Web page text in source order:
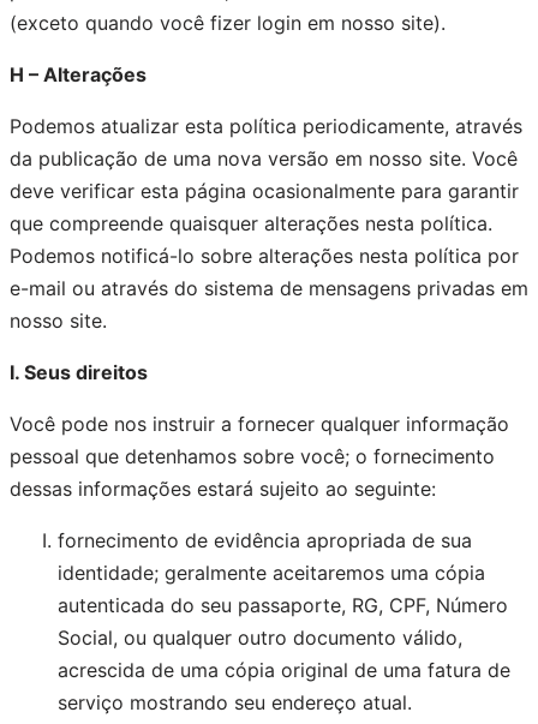
(exceto quando você fizer login em nosso site).
H – Alterações
Podemos atualizar esta política periodicamente, através
da publicação de uma nova versão em nosso site. Você
deve verificar esta página ocasionalmente para garantir
que compreende quaisquer alterações nesta política.
Podemos notificá-lo sobre alterações nesta política por
e-mail ou através do sistema de mensagens privadas em
nosso site.
I. Seus direitos
Você pode nos instruir a fornecer qualquer informação
pessoal que detenhamos sobre você; o fornecimento
dessas informações estará sujeito ao seguinte:
fornecimento de evidência apropriada de sua
identidade; geralmente aceitaremos uma cópia
autenticada do seu passaporte, RG, CPF, Número
Social, ou qualquer outro documento válido,
acrescida de uma cópia original de uma fatura de
serviço mostrando seu endereço atual.